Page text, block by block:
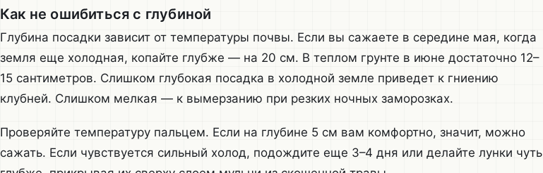
Как не ошибиться с глубиной
Глубина посадки зависит от температуры почвы. Если вы сажаете в середине мая, когда
земля еще холодная, копайте глубже — на 20 см. В теплом грунте в июне достаточно 12–
15 сантиметров. Слишком глубокая посадка в холодной земле приведет к гниению
клубней. Слишком мелкая — к вымерзанию при резких ночных заморозках.
Проверяйте температуру пальцем. Если на глубине 5 см вам комфортно, значит, можно
сажать. Если чувствуется сильный холод, подождите еще 3–4 дня или делайте лунки чуть